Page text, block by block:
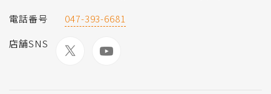
電話番号
047-393-6681
店舗SNS